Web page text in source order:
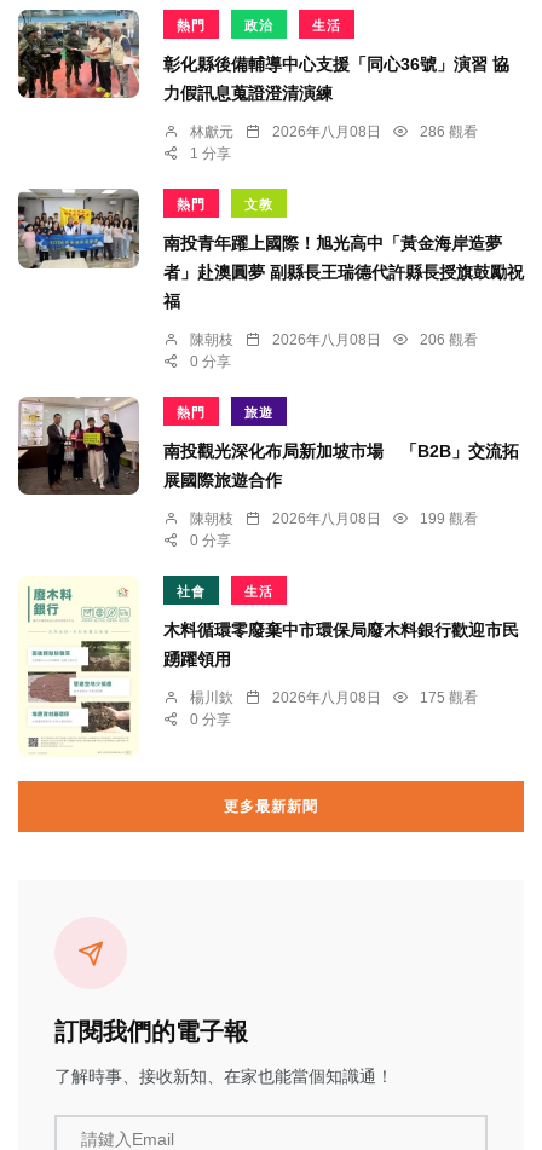
熱門 政治 生活
彰化縣後備輔導中心支援「同心36號」演習 協
力假訊息蒐證澄清演練
林獻元 2026年八月08日
286 觀看
1 分享
熱門 文教
南投青年躍上國際！旭光高中「黃金海岸造夢
者」赴澳圓夢 副縣長王瑞德代許縣長授旗鼓勵祝
福
陳朝枝 2026年八月08日
206 觀看
0 分享
熱門 旅遊
南投觀光深化布局新加坡市場 「B2B」交流拓
展國際旅遊合作
陳朝枝 2026年八月08日
199 觀看
0 分享
社會 生活
木料循環零廢棄中市環保局廢木料銀行歡迎市民
踴躍領用
楊川欽 2026年八月08日
175 觀看
0 分享
更多最新新聞
訂閱我們的電子報
了解時事、接收新知、在家也能當個知識通！
請鍵入Email